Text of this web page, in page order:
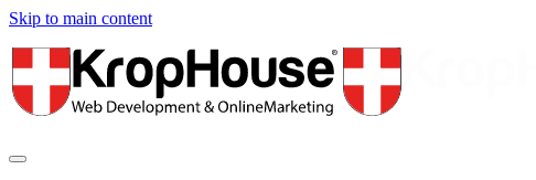
Skip to main content